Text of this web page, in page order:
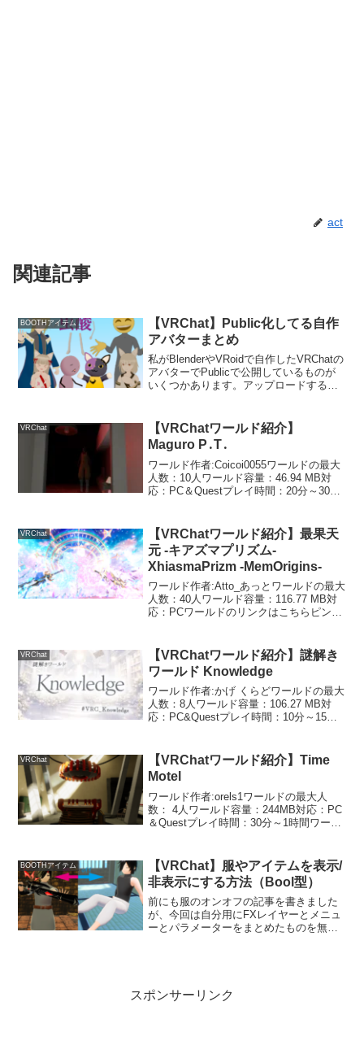
act
関連記事
BOOTHアイテム
【VRChat】Public化してる自作
アバターまとめ
私がBlenderやVRoidで自作したVRChatの
アバターでPublicで公開しているものが
いくつかあります。アップロードする手
バターのURLをここに貼って...
VRChat
【VRChatワールド紹介】
Maguro P․T․
ワールド作者:Coicoi0055ワールドの最大
人数：10人ワールド容量：46.94 MB対
応：PC＆Questプレイ時間：20分～30分
味な雰囲気に…あのマグロの人の...
VRChat
【VRChatワールド紹介】最果天
元 -キアズマプリズム-
XhiasmaPrizm -MemOrigins-
ワールド作者:Atto_あっとワールドの最大
人数：40人ワールド容量：116.77 MB対
応：PCワールドのリンクはこちらピンク
ドです。個人的に好きなワールド作者、
At...
VRChat
【VRChatワールド紹介】謎解き
ワールド Knowledge
ワールド作者:かげ くらどワールドの最大
人数：8人ワールド容量：106.27 MB対
応：PC&Questプレイ時間：10分～15分
しき」に関する謎解きワールドです。こ
のワ...
VRChat
【VRChatワールド紹介】Time
Motel
ワールド作者:orels1ワールドの最大人
数： 4人ワールド容量：244MB対応：PC
＆Questプレイ時間：30分～1時間ワール
ルドです。謎解きの難易度はそれほどで
も...
BOOTHアイテム
【VRChat】服やアイテムを表示/
非表示にする方法（Bool型）
前にも服のオンオフの記事を書きました
が、今回は自分用にFXレイヤーとメニュ
ーとパラメーターをまとめたものを無料
スポンサーリンク